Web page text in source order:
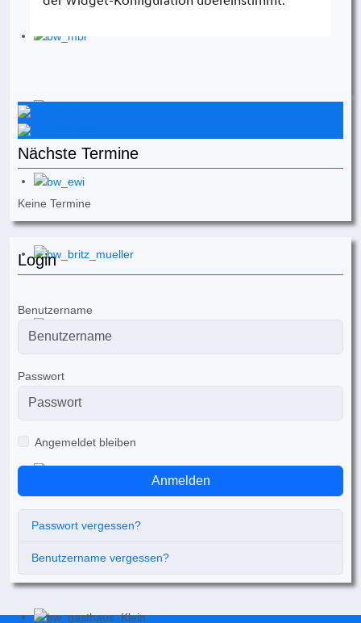
Nächste Termine
Keine Termine
Login
Benutzername
Passwort
Angemeldet bleiben
Anmelden
Passwort vergessen?
Benutzername vergessen?